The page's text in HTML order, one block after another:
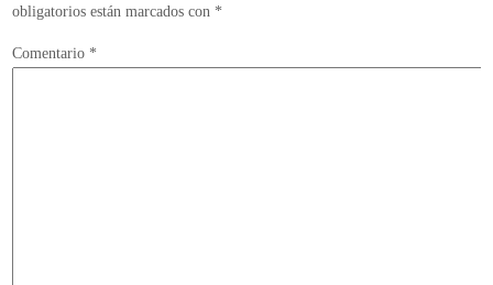
obligatorios están marcados con *
Comentario *